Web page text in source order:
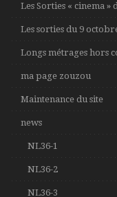
Les Sorties « cinema »
Les sorties du 9
Longs métrages hors
ma page zouzou
Maintenance du site
news
NL36-1
NL36-2
NL36-3